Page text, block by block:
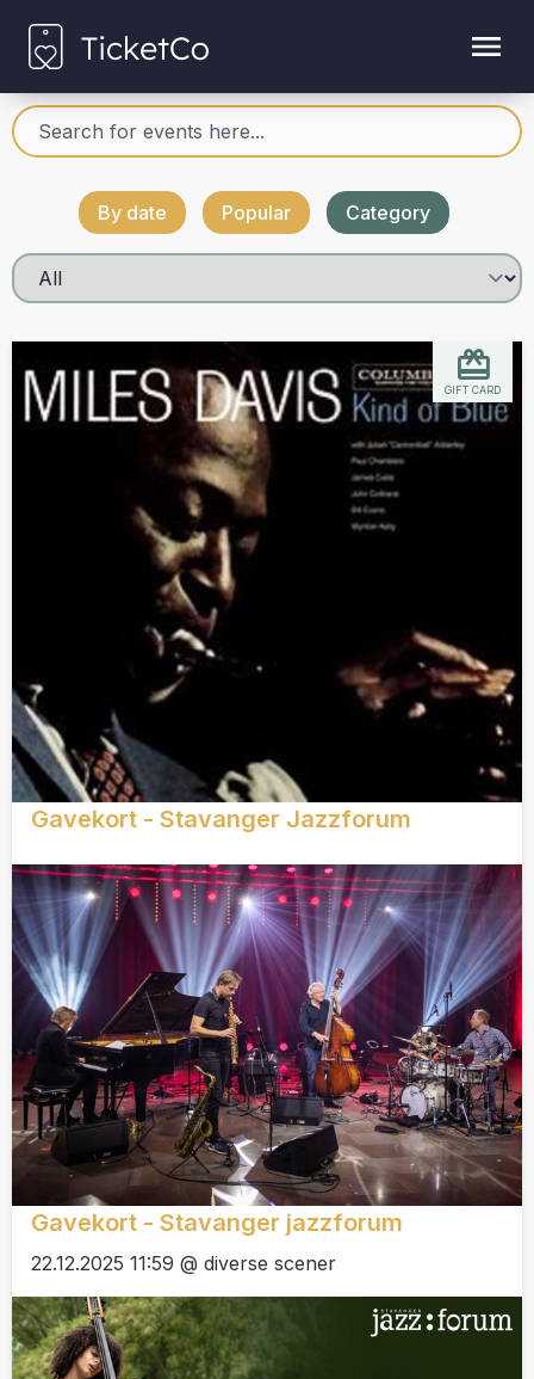
By date Popular Category
Gavekort - Stavanger Jazzforum
GIFT CARD
Gavekort - Stavanger jazzforum
22.12.2025 11:59 @ diverse scener